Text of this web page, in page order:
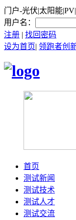
门户-光伏|太阳能
用户名：
注册 | 找回密码
设为首页| 领跑者创
首页
测试新闻
测试技术
测试人才
测试交流